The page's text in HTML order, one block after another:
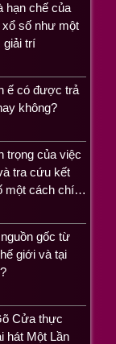
hạn chế của
số như một
giải trí
ế có được trả
không?
trọng của việc
tra cứu kết
một cách chí…
gốc từ
giới và tại
Cửa thực
hát Một Lần